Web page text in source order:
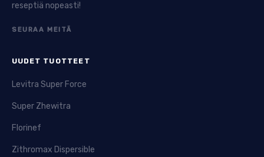
reseptiä nopeasti!
SEURAA MEITÄ
UUDET TUOTTEET
Levitra Super Force
Super Zhewitra
Florinef
Zithromax Dispersible